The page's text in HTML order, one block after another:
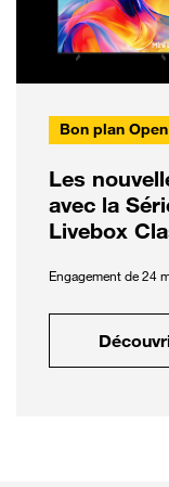
Bon plan Open
Les
avec la
Livebox
Engagement de 24